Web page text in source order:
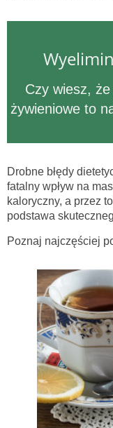
Czy wiesz, że
żywieniowe to
Drobne błędy
fatalny wpływ na
kaloryczny, a przez
podstawa
Poznaj najczęściej